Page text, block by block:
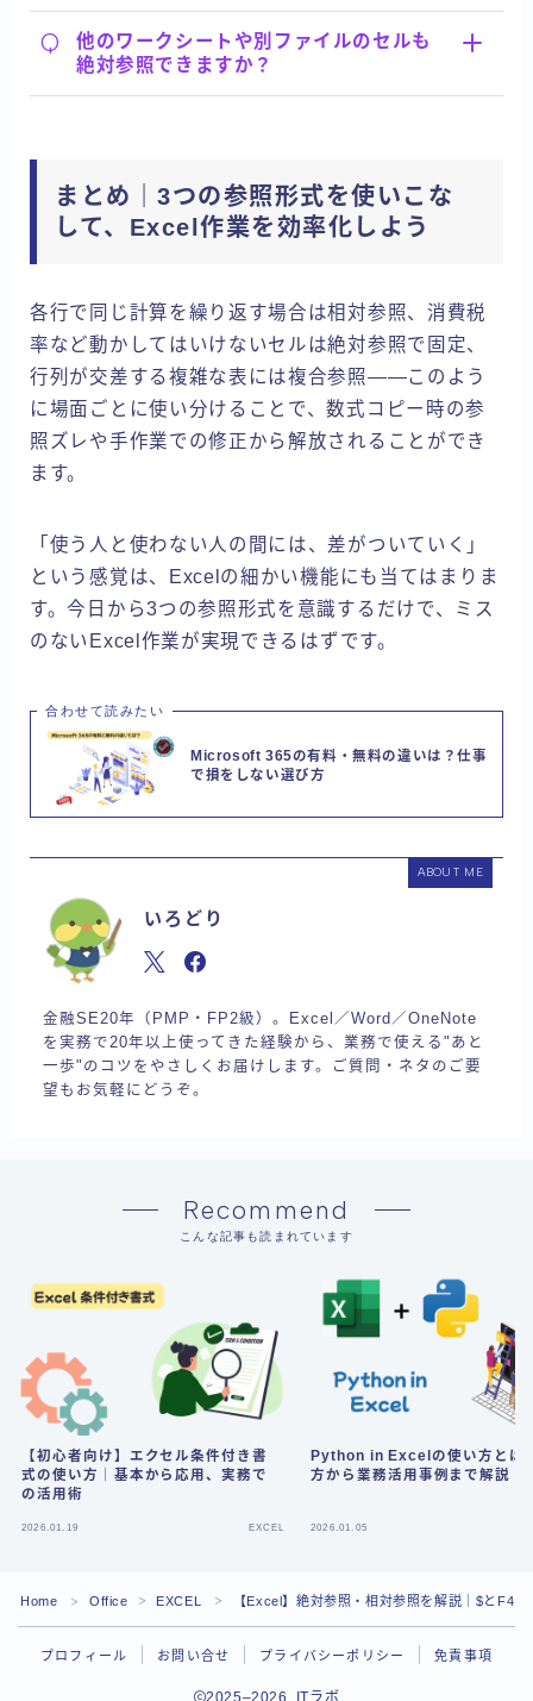
Q
他のワークシートや別ファイルのセルも
絶対参照できますか？
まとめ｜3つの参照形式を使いこな
して、Excel作業を効率化しよう
各行で同じ計算を繰り返す場合は相対参照、消費税
率など動かしてはいけないセルは絶対参照で固定、
行列が交差する複雑な表には複合参照——このよう
に場面ごとに使い分けることで、数式コピー時の参
照ズレや手作業での修正から解放されることができ
ます。
「使う人と使わない人の間には、差がついていく」
という感覚は、Excelの細かい機能にも当てはまりま
す。今日から3つの参照形式を意識するだけで、ミス
のないExcel作業が実現できるはずです。
合わせて読みたい
Microsoft 365の有料・無料の違いは？仕事
で損をしない選び方
ABOUT ME
いろどり
金融SE20年（PMP・FP2級）。Excel／Word／OneNote
を実務で20年以上使ってきた経験から、業務で使える"あと
一歩"のコツをやさしくお届けします。ご質問・ネタのご要
望もお気軽にどうぞ。
Recommend
こんな記事も読まれています
【初心者向け】エクセル条件付き書
式の使い方｜基本から応用、実務で
の活用術
2026.01.19 EXCEL
Python in Excelの使い方とは
方から業務活用事例まで解説
2026.01.05
Home ＞ Office ＞ EXCEL ＞ 【Excel】絶対参照・相対参照を解説｜$とF4
プロフィール お問い合せ プライバシーポリシー 免責事項
2025–2026 ITラボ